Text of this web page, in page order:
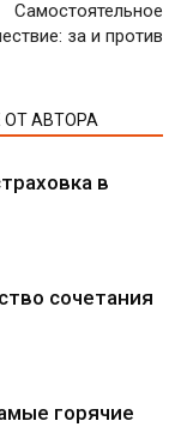
Самостоятельное
за и против
ОТ АВТОРА
в
сочетания
горячие